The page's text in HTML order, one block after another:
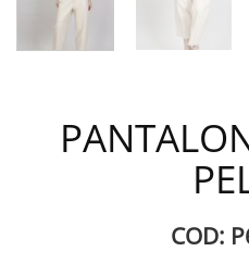
COD: